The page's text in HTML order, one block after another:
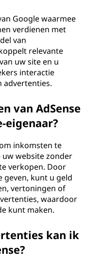
Google waarmee
verdienen met
van
relevante
uw site en u
interactie
advertenties.
van AdSense
eigenaar?
inkomsten te
website zonder
verkopen. Door
geven, kunt u geld
vertoningen of
waardoor
kunt maken.
kan ik